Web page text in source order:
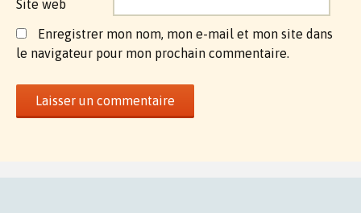
Site web
Enregistrer mon nom, mon e-mail et mon site dans
le navigateur pour mon prochain commentaire.